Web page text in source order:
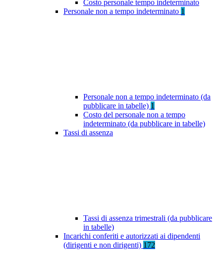
Costo personale tempo indeterminato
Personale non a tempo indeterminato 1
Personale non a tempo indeterminato (da
pubblicare in tabelle) 1
Costo del personale non a tempo
indeterminato (da pubblicare in tabelle)
Tassi di assenza
Tassi di assenza trimestrali (da pubblicare
in tabelle)
Incarichi conferiti e autorizzati ai dipendenti
(dirigenti e non dirigenti) 172